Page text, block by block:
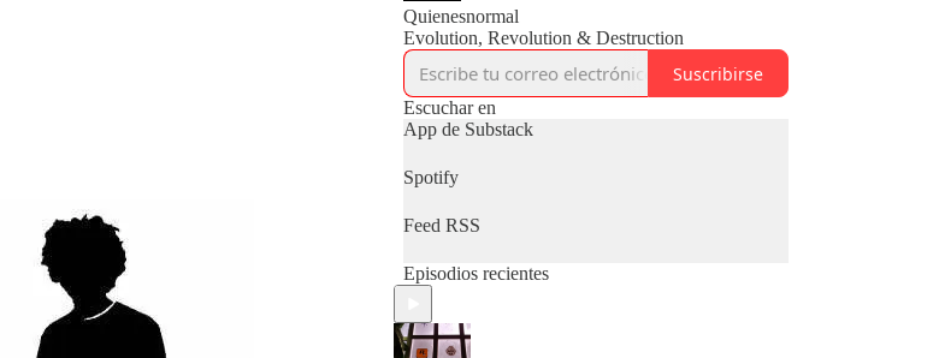
Quienesnormal
Evolution, Revolution & Destruction
Suscribirse
Escuchar en
App de Substack
Spotify
Feed RSS
Episodios recientes